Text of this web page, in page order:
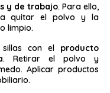
y de trabajo. Para ello,
quitar el polvo y la
limpio.
con el producto
. Retirar el polvo y
Aplicar productos